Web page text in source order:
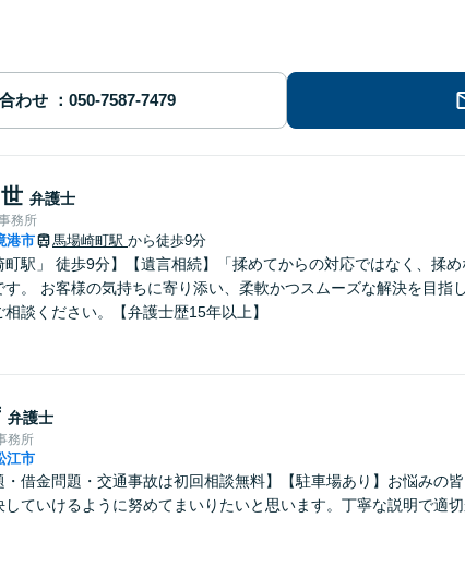
わせ
弁護士
務所
港市 馬場崎町駅 から徒歩9分
町駅」 徒歩9分】【遺言相続】「揉めてからの対応ではなく、揉
す。 お客様の気持ちに寄り添い、柔軟かつスムーズな解決を目指
相談ください。【弁護士歴15年以上】
弁護士
務所
江市
・借金問題・交通事故は初回相談無料】【駐車場あり】お悩みの
していけるように努めてまいりたいと思います。丁寧な説明で適